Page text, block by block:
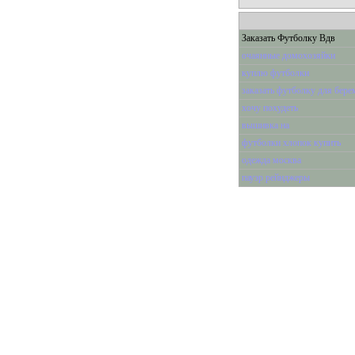
Заказать Футболку Вдв
очаянные домохозяйки
куплю футболки
заказать футболку для
хочу похудеть
вышивка на
футболки хлопок купить
одежда москва
пауэр рейнджеры